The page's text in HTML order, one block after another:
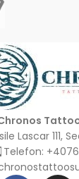
Lascar 111,
Telefon: